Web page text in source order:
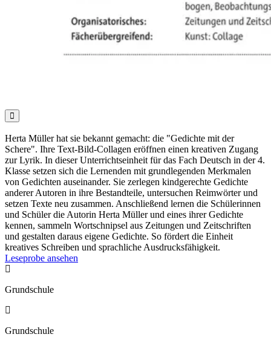

Herta Müller hat sie bekannt gemacht: die "Gedichte mit der
Schere". Ihre Text-Bild-Collagen eröffnen einen kreativen Zugang
zur Lyrik. In dieser Unterrichtseinheit für das Fach Deutsch in der 4.
Klasse setzen sich die Lernenden mit grundlegenden Merkmalen
von Gedichten auseinander. Sie zerlegen kindgerechte Gedichte
anderer Autoren in ihre Bestandteile, untersuchen Reimwörter und
setzen Texte neu zusammen. Anschließend lernen die Schülerinnen
und Schüler die Autorin Herta Müller und eines ihrer Gedichte
kennen, sammeln Wortschnipsel aus Zeitungen und Zeitschriften
und gestalten daraus eigene Gedichte. So fördert die Einheit
kreatives Schreiben und sprachliche Ausdrucksfähigkeit.
Leseprobe ansehen

Grundschule

Grundschule